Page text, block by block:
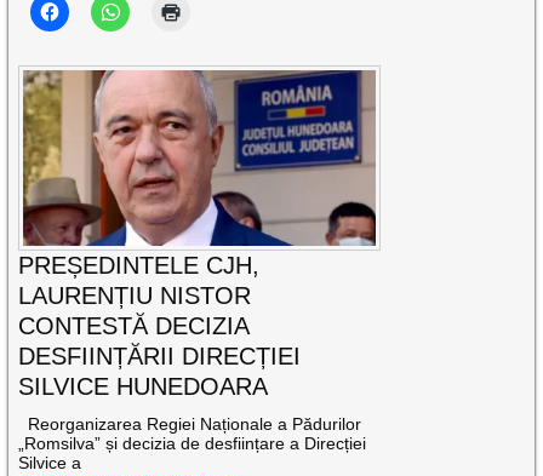
PREȘEDINTELE CJH,
LAURENȚIU NISTOR
CONTESTĂ DECIZIA
DESFIINȚĂRII DIRECȚIEI
SILVICE HUNEDOARA
Reorganizarea Regiei Naționale a Pădurilor
„Romsilva” și decizia de desființare a Direcției
Silvice a